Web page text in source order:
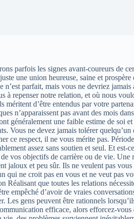
parfois les signes avant-coureurs de
une union heureuse, saine et
parfait, mais vous ne devriez
à repenser notre relation, et où nous
d’être entendus par votre
n’apparaissent pas avant des mois
généralement une faible estime de soi
Vous ne devez jamais tolérer
ce respect, il ne vous mérite pas.
assez sans soutien et seul. Et
vos objectifs de carrière ou de vie.
et peu sûr. Ils ne veulent pas
ne croit pas en vous et ne veut pas
que toutes les relations
empêché d’avoir de vraies
Les gens peuvent être rationnels
efficace, alors efforcez-